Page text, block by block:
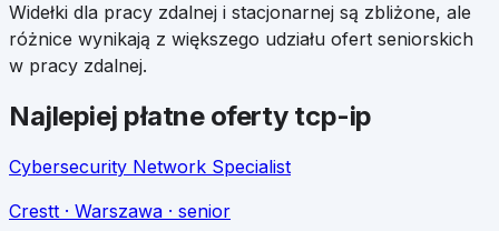
Widełki dla pracy zdalnej i stacjonarnej są zbliżone, ale
różnice wynikają z większego udziału ofert seniorskich
w pracy zdalnej.
Najlepiej płatne oferty tcp-ip
Cybersecurity Network Specialist
Crestt · Warszawa · senior